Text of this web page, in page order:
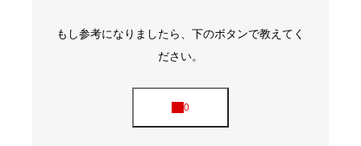
もし参考になりましたら、下のボタンで教えてく
ださい。